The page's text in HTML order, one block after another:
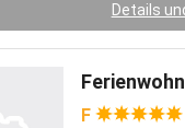
Details
F